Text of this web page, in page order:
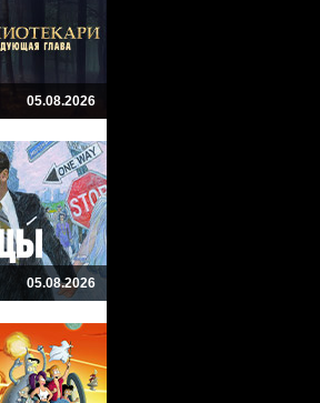
05.08.2026
05.08.2026